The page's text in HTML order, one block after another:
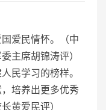
爱民情怀。（中
主席胡锦涛评）
民学习的榜样。
培养出更多优秀
黄爱民评）